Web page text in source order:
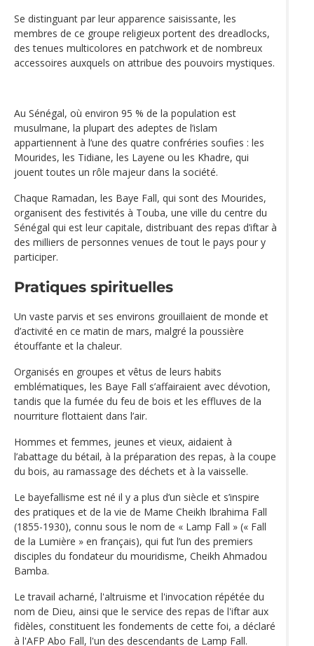
Se distinguant par leur apparence saisissante, les
membres de ce groupe religieux portent des dreadlocks,
des tenues multicolores en patchwork et de nombreux
accessoires auxquels on attribue des pouvoirs mystiques.
Au Sénégal, où environ 95 % de la population est
musulmane, la plupart des adeptes de l’islam
appartiennent à l’une des quatre confréries soufies : les
Mourides, les Tidiane, les Layene ou les Khadre, qui
jouent toutes un rôle majeur dans la société.
Chaque Ramadan, les Baye Fall, qui sont des Mourides,
organisent des festivités à Touba, une ville du centre du
Sénégal qui est leur capitale, distribuant des repas d’iftar à
des milliers de personnes venues de tout le pays pour y
participer.
Pratiques spirituelles
Un vaste parvis et ses environs grouillaient de monde et
d’activité en ce matin de mars, malgré la poussière
étouffante et la chaleur.
Organisés en groupes et vêtus de leurs habits
emblématiques, les Baye Fall s’affairaient avec dévotion,
tandis que la fumée du feu de bois et les effluves de la
nourriture flottaient dans l’air.
Hommes et femmes, jeunes et vieux, aidaient à
l’abattage du bétail, à la préparation des repas, à la coupe
du bois, au ramassage des déchets et à la vaisselle.
Le bayefallisme est né il y a plus d’un siècle et s’inspire
des pratiques et de la vie de Mame Cheikh Ibrahima Fall
(1855-1930), connu sous le nom de « Lamp Fall » (« Fall
de la Lumière » en français), qui fut l’un des premiers
disciples du fondateur du mouridisme, Cheikh Ahmadou
Bamba.
Le travail acharné, l'altruisme et l'invocation répétée du
nom de Dieu, ainsi que le service des repas de l'iftar aux
fidèles, constituent les fondements de cette foi, a déclaré
à l'AFP Abo Fall, l'un des descendants de Lamp Fall.